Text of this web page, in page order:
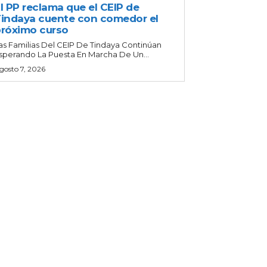
PP reclama que el CEIP de
cuente con comedor el
curso
Familias Del CEIP De Tindaya Continúan
La Puesta En Marcha De Un...
7, 2026